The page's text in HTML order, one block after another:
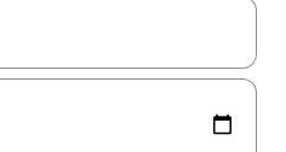
vinjari kwa kutumia vitufe vya